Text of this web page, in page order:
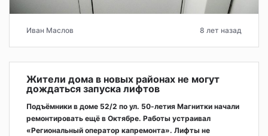
Иван Маслов 8 лет назад
Жители дома в новых районах не могут
дождаться запуска лифтов
Подъёмники в доме 52/2 по ул. 50-летия Магнитки начали
ремонтировать ещё в Октябре. Работы устраивал
«Региональный оператор капремонта». Лифты не